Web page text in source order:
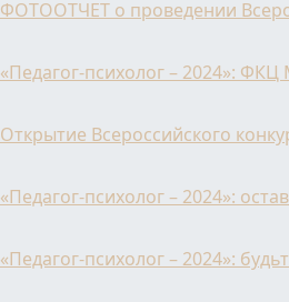
ФОТООТЧЕТ о проведении
«Педагог-психолог – 2024»:
Открытие Всероссийского
«Педагог-психолог – 2024»:
«Педагог-психолог – 2024»: